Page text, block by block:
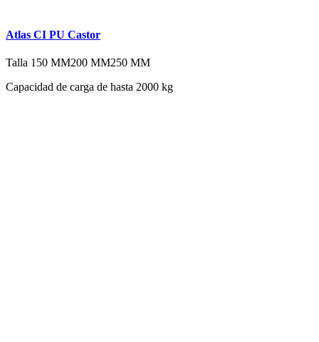
Atlas CI PU Castor
Talla 150 MM200 MM250 MM
Capacidad de carga de hasta 2000 kg